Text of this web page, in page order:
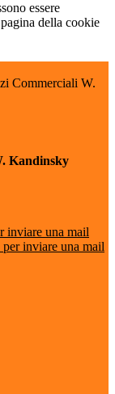
essere
della cookie
Commerciali W.
Kandinsky
inviare una mail
inviare una mail